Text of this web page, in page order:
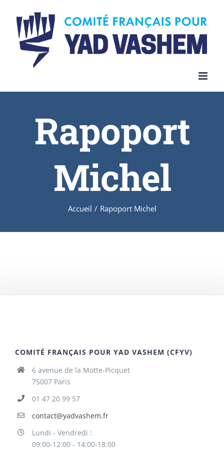
content
Rapoport
Michel
Accueil / Rapoport Michel
COMITÉ FRANÇAIS POUR YAD VASHEM (CFYV)
6 avenue de la Motte-Picquet
75007 Paris
01 47 20 99 57
contact@yadvashem.fr
Lundi - Vendredi :
09:00-12:00 - 14:00-18:00